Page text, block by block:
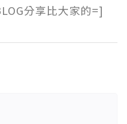
分享比大家的=]